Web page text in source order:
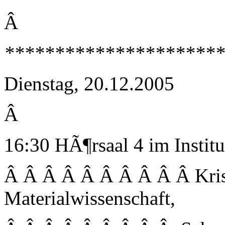
Â
Dienstag, 20.12.2005
Â
16:30 HÃ¶rsaal 4 im
Â Â Â Â Â Â Â Â Â Â
Materialwissenschaft,